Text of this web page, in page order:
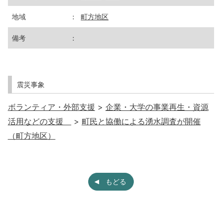
地域 ： 町方地区
備考 ：
震災事象
ボランティア・外部支援 > 企業・大学の事業再生・資源
活用などの支援
> 町民と協働による湧水調査が開催
（町方地区）
もどる